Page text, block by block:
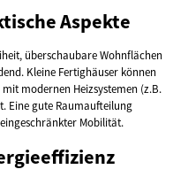
Aspekte
überschaubare Wohnflächen
Kleine Fertighäuser können
modernen Heizsystemen (z.B.
Eine gute Raumaufteilung
Mobilität.